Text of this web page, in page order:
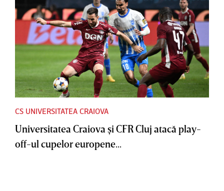
CS UNIVERSITATEA CRAIOVA
Universitatea Craiova şi CFR Cluj atacă play-
off-ul cupelor europene...